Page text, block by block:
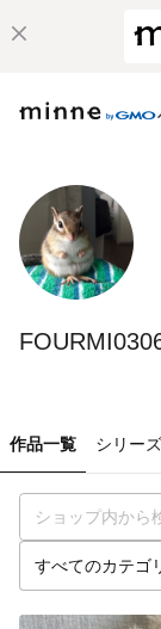
作品一覧 シリーズ